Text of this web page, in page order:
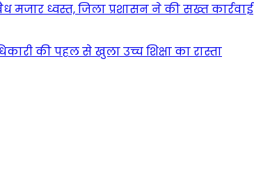
मजार ध्वस्त, जिला प्रशासन ने की सख्त कार्रवाई
की पहल से खुला उच्च शिक्षा का रास्ता